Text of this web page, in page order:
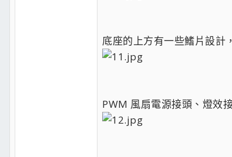
底座的上方有一些鰭片設計
PWM 風扇電源接頭、燈效